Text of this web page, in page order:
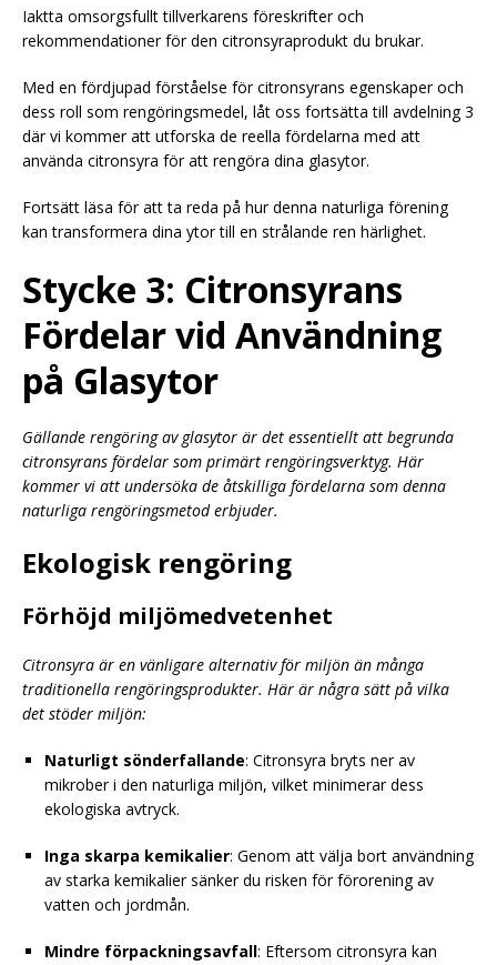
Iaktta omsorgsfullt tillverkarens föreskrifter och
rekommendationer för den citronsyraprodukt du brukar.
Med en fördjupad förståelse för citronsyrans egenskaper och
dess roll som rengöringsmedel, låt oss fortsätta till avdelning 3
där vi kommer att utforska de reella fördelarna med att
använda citronsyra för att rengöra dina glasytor.
Fortsätt läsa för att ta reda på hur denna naturliga förening
kan transformera dina ytor till en strålande ren härlighet.
Stycke 3: Citronsyrans
Fördelar vid Användning
på Glasytor
Gällande rengöring av glasytor är det essentiellt att begrunda
citronsyrans fördelar som primärt rengöringsverktyg. Här
kommer vi att undersöka de åtskilliga fördelarna som denna
naturliga rengöringsmetod erbjuder.
Ekologisk rengöring
Förhöjd miljömedvetenhet
Citronsyra är en vänligare alternativ för miljön än många
traditionella rengöringsprodukter. Här är några sätt på vilka
det stöder miljön:
Naturligt sönderfallande: Citronsyra bryts ner av
mikrober i den naturliga miljön, vilket minimerar dess
ekologiska avtryck.
Inga skarpa kemikalier: Genom att välja bort användning
av starka kemikalier sänker du risken för förorening av
vatten och jordmån.
Mindre förpackningsavfall: Eftersom citronsyra kan